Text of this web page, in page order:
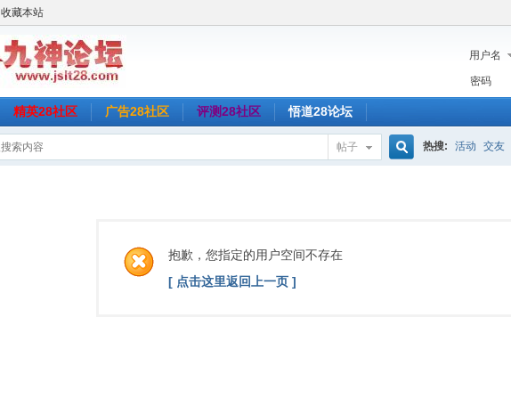
收藏本站
用户名
密码
精英28社区 广告28社区 评测28社区 悟道28论坛
帖子 热搜: 活动 交友
抱歉，您指定的用户空间不存在
[ 点击这里返回上一页 ]